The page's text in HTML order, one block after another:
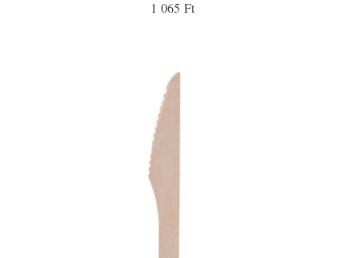
1 065 Ft